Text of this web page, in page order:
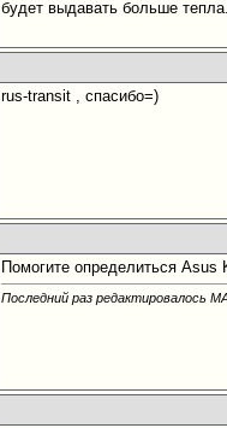
будет выдавать больше тепла.
rus-transit , спасибо=)
Помогите определиться
Последний раз редактировалось